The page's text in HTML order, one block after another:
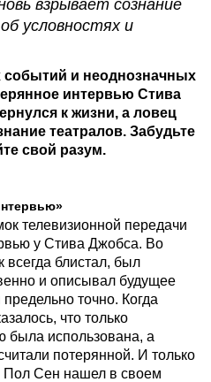
взрывает сознание
условностях и
событий и неоднозначных
интервью Стива
к жизни, а ловец
театралов. Забудьте
свой разум.
телевизионной передачи
у Стива Джобса. Во
блистал, был
и описывал будущее
точно. Когда
что только
была использована, а
потерянной. И только
Пол Сен нашел в своем